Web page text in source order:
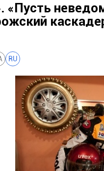
«Пусть
RU